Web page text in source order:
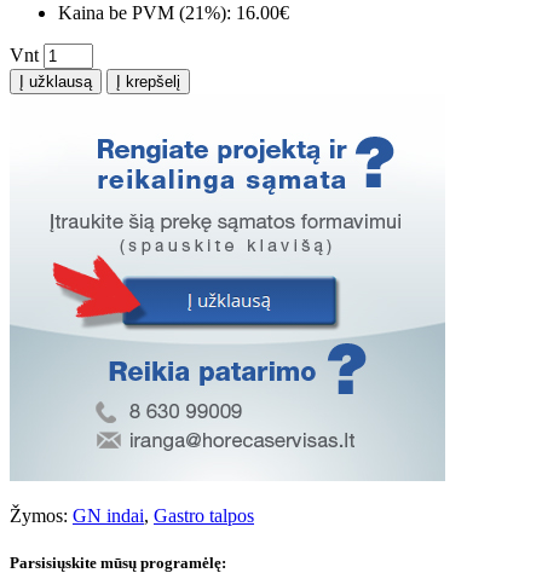
Kaina be PVM (21%): 16.00€
Vnt
Į užklausą Į krepšelį
Žymos: GN indai, Gastro talpos
Parsisiųskite mūsų programėlę: